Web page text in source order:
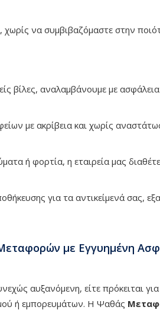
χωρίς να συμβιβαζόμαστε στην
βίλες, αναλαμβάνουμε με
με ακρίβεια και χωρίς
ή φορτία, η εταιρεία μας
για τα αντικείμενά σας,
με Εγγυημένη
αυξανόμενη, είτε πρόκειται για
ή εμπορευμάτων. Η Ψαθάς